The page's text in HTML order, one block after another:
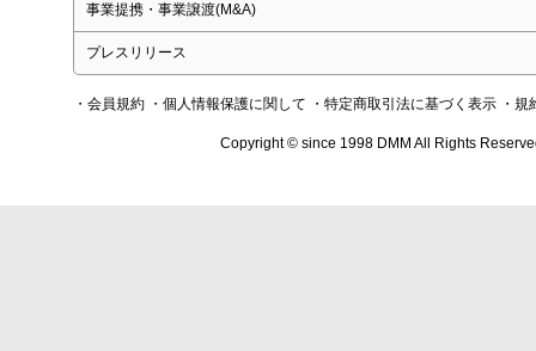
事業提携・事業譲渡(M&A)
プレスリリース
・会員規約 ・個人情報保護に関して ・特定商取引法に基づく表示 ・規
Copyright © since 1998 DMM All Rights